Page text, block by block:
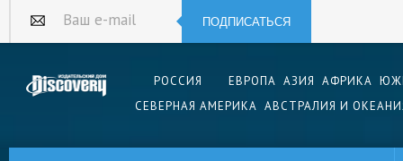
Ваш e-mail ПОДПИСАТЬСЯ
РОССИЯ ЕВРОПА АЗИЯ АФРИКА
СЕВЕРНАЯ АМЕРИКА АВСТРАЛИЯ И